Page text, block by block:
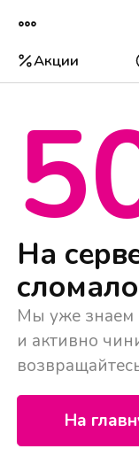
Акции
На
Мы уже знаем
и активно
На